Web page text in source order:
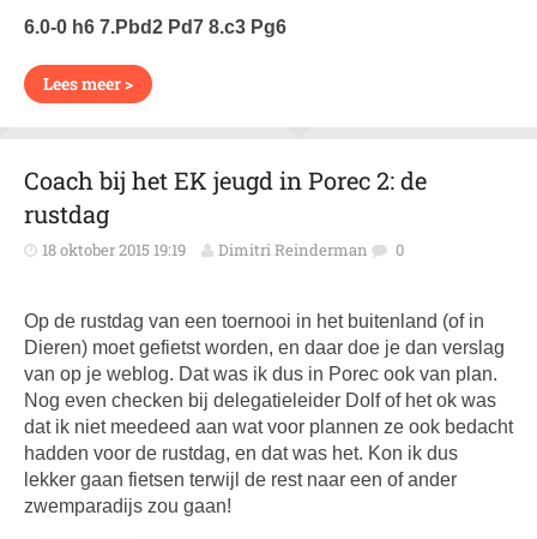
6.0-0 h6 7.Pbd2 Pd7 8.c3 Pg6
Lees meer >
Coach bij het EK jeugd in Porec 2: de
rustdag
18 oktober 2015 19:19 Dimitri Reinderman 0
Op de rustdag van een toernooi in het buitenland (of in
Dieren) moet gefietst worden, en daar doe je dan verslag
van op je weblog. Dat was ik dus in Porec ook van plan.
Nog even checken bij delegatieleider Dolf of het ok was
dat ik niet meedeed aan wat voor plannen ze ook bedacht
hadden voor de rustdag, en dat was het. Kon ik dus
lekker gaan fietsen terwijl de rest naar een of ander
zwemparadijs zou gaan!